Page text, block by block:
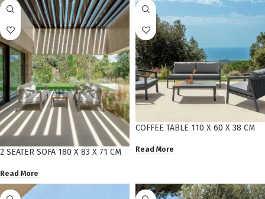
2 SEATER SOFA 180 X 83 X 71 CM
Read More
COFFEE TABLE 110 X 60 X 38 CM
Read More